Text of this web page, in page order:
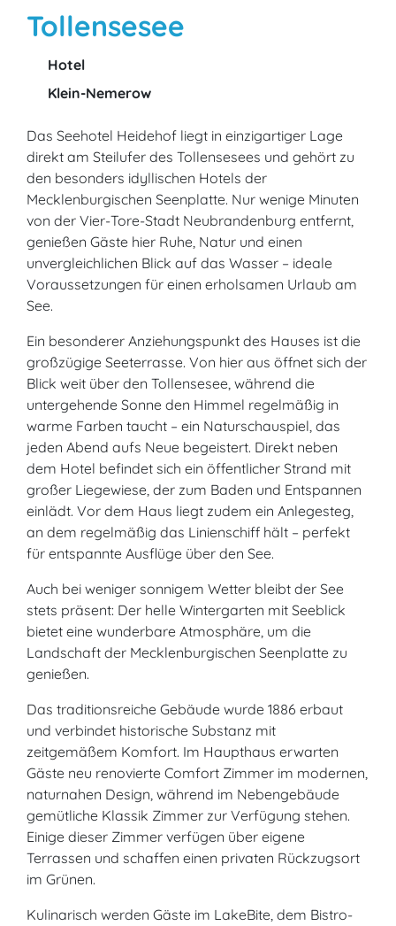
Tollensesee
Hotel
Klein-Nemerow
Das Seehotel Heidehof liegt in einzigartiger Lage
direkt am Steilufer des Tollensesees und gehört zu
den besonders idyllischen Hotels der
Mecklenburgischen Seenplatte. Nur wenige Minuten
von der Vier-Tore-Stadt Neubrandenburg entfernt,
genießen Gäste hier Ruhe, Natur und einen
unvergleichlichen Blick auf das Wasser – ideale
Voraussetzungen für einen erholsamen Urlaub am
See.
Ein besonderer Anziehungspunkt des Hauses ist die
großzügige Seeterrasse. Von hier aus öffnet sich der
Blick weit über den Tollensesee, während die
untergehende Sonne den Himmel regelmäßig in
warme Farben taucht – ein Naturschauspiel, das
jeden Abend aufs Neue begeistert. Direkt neben
dem Hotel befindet sich ein öffentlicher Strand mit
großer Liegewiese, der zum Baden und Entspannen
einlädt. Vor dem Haus liegt zudem ein Anlegesteg,
an dem regelmäßig das Linienschiff hält – perfekt
für entspannte Ausflüge über den See.
Auch bei weniger sonnigem Wetter bleibt der See
stets präsent: Der helle Wintergarten mit Seeblick
bietet eine wunderbare Atmosphäre, um die
Landschaft der Mecklenburgischen Seenplatte zu
genießen.
Das traditionsreiche Gebäude wurde 1886 erbaut
und verbindet historische Substanz mit
zeitgemäßem Komfort. Im Haupthaus erwarten
Gäste neu renovierte Comfort Zimmer im modernen,
naturnahen Design, während im Nebengebäude
gemütliche Klassik Zimmer zur Verfügung stehen.
Einige dieser Zimmer verfügen über eigene
Terrassen und schaffen einen privaten Rückzugsort
im Grünen.
Kulinarisch werden Gäste im LakeBite, dem Bistro-